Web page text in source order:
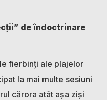
de îndoctrinare
fierbinți ale plajelor
la mai multe sesiuni
cărora atât așa ziși